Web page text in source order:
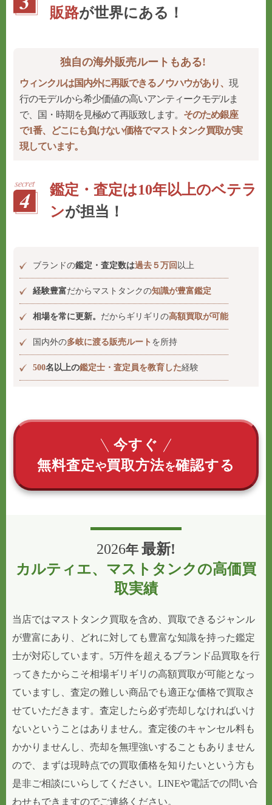
販路が世界にある！
独自の海外販売ルートもある!
ウィンクルは国内外に再販できるノウハウがあり、現
行のモデルから希少価値の高いアンティークモデルま
で、国・時期を見極めて再販致します。 そのため銀座
で1番、どこにも負けない価格でマストタンク買取が実
現しています。
鑑定・査定は10年以上のベテラ
ンが担当！
ブランドの鑑定・査定数は過去５万回 以上
経験豊富だからマストタンクの知識が豊富鑑定
相場を常に更新。 だからギリギリの高額買取が可能
国内外の多岐に渡る販売ルート を所持
500名以上の鑑定士・査定員を教育した経験
今すぐ
無料査定や買取方法を確認する
2026年 最新!
カルティエ、マストタンクの高価買
取実績
当店ではマストタンク買取を含め、買取できるジャンル
が豊富にあり、どれに対しても豊富な知識を持った鑑定
士が対応しています。5万件を超えるブランド品買取を行
ってきたからこそ相場ギリギリの高額買取が可能となっ
ていますし、査定の難しい商品でも適正な価格で買取さ
せていただきます。査定したら必ず売却しなければいけ
ないということはありません。査定後のキャンセル料も
かかりませんし、売却を無理強いすることもありません
ので、まずは現時点での買取価格を知りたいという方も
是非ご相談にいらしてください。LINEや電話での問い合
わせもできますのでご連絡ください。